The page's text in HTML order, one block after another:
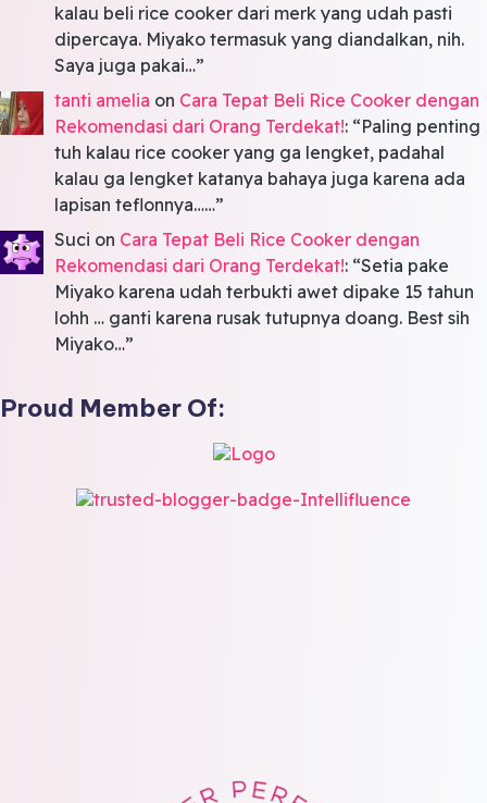
kalau beli rice cooker dari merk yang udah pasti
dipercaya. Miyako termasuk yang diandalkan, nih.
Saya juga pakai…”
tanti amelia on Cara Tepat Beli Rice Cooker dengan
Rekomendasi dari Orang Terdekat!: “Paling penting
tuh kalau rice cooker yang ga lengket, padahal
kalau ga lengket katanya bahaya juga karena ada
lapisan teflonnya……”
Suci on Cara Tepat Beli Rice Cooker dengan
Rekomendasi dari Orang Terdekat!: “Setia pake
Miyako karena udah terbukti awet dipake 15 tahun
lohh … ganti karena rusak tutupnya doang. Best sih
Miyako…”
Proud Member Of: